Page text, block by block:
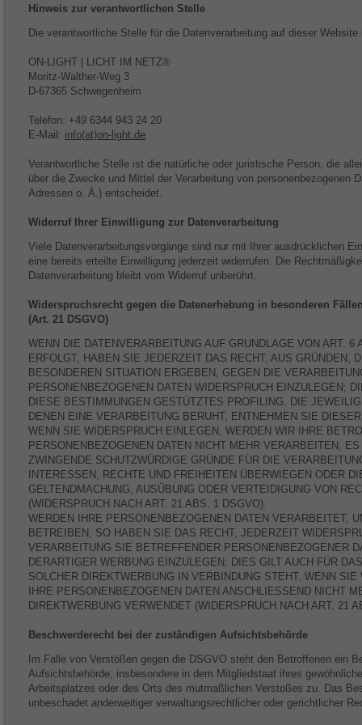
Hinweis zur verantwortlichen Stelle
Die verantwortliche Stelle für die Datenverarbeitung auf dieser Website
ON-LIGHT | LICHT IM NETZ®
Moritz-Walther-Weg 3
D-67365 Schwegenheim
Telefon: +49 6344 943 24 20
E-Mail: info(at)on-light.de
Verantwortliche Stelle ist die natürliche oder juristische Person, die
über die Zwecke und Mittel der Verarbeitung von personenbezogenen
Adressen o. Ä.) entscheidet.
Widerruf Ihrer Einwilligung zur Datenverarbeitung
Viele Datenverarbeitungsvorgänge sind nur mit Ihrer ausdrücklichen
eine bereits erteilte Einwilligung jederzeit widerrufen. Die
Datenverarbeitung bleibt vom Widerruf unberührt.
Widerspruchsrecht gegen die Datenerhebung in besonderen
(Art. 21 DSGVO)
WENN DIE DATENVERARBEITUNG AUF GRUNDLAGE VON ART.
ERFOLGT, HABEN SIE JEDERZEIT DAS RECHT, AUS GRÜNDEN,
BESONDEREN SITUATION ERGEBEN, GEGEN DIE
PERSONENBEZOGENEN DATEN WIDERSPRUCH EINZULEGEN;
DIESE BESTIMMUNGEN GESTÜTZTES PROFILING. DIE
DENEN EINE VERARBEITUNG BERUHT, ENTNEHMEN SIE
WENN SIE WIDERSPRUCH EINLEGEN, WERDEN WIR IHRE
PERSONENBEZOGENEN DATEN NICHT MEHR VERARBEITEN,
ZWINGENDE SCHUTZWÜRDIGE GRÜNDE FÜR DIE
INTERESSEN, RECHTE UND FREIHEITEN ÜBERWIEGEN ODER
GELTENDMACHUNG, AUSÜBUNG ODER VERTEIDIGUNG VON
(WIDERSPRUCH NACH ART. 21 ABS. 1 DSGVO).
WERDEN IHRE PERSONENBEZOGENEN DATEN VERARBEITET,
BETREIBEN, SO HABEN SIE DAS RECHT, JEDERZEIT
VERARBEITUNG SIE BETREFFENDER PERSONENBEZOGENER
DERARTIGER WERBUNG EINZULEGEN; DIES GILT AUCH FÜR
SOLCHER DIREKTWERBUNG IN VERBINDUNG STEHT. WENN
IHRE PERSONENBEZOGENEN DATEN ANSCHLIESSEND NICHT
DIREKTWERBUNG VERWENDET (WIDERSPRUCH NACH ART. 21
Beschwerde­recht bei der zuständigen Aufsichts­behörde
Im Falle von Verstößen gegen die DSGVO steht den Betroffenen ein
Aufsichtsbehörde, insbesondere in dem Mitgliedstaat ihres
Arbeitsplatzes oder des Orts des mutmaßlichen Verstoßes zu. Das
unbeschadet anderweitiger verwaltungsrechtlicher oder gerichtlicher